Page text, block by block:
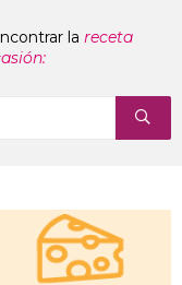
la receta
Otros Ingredientes